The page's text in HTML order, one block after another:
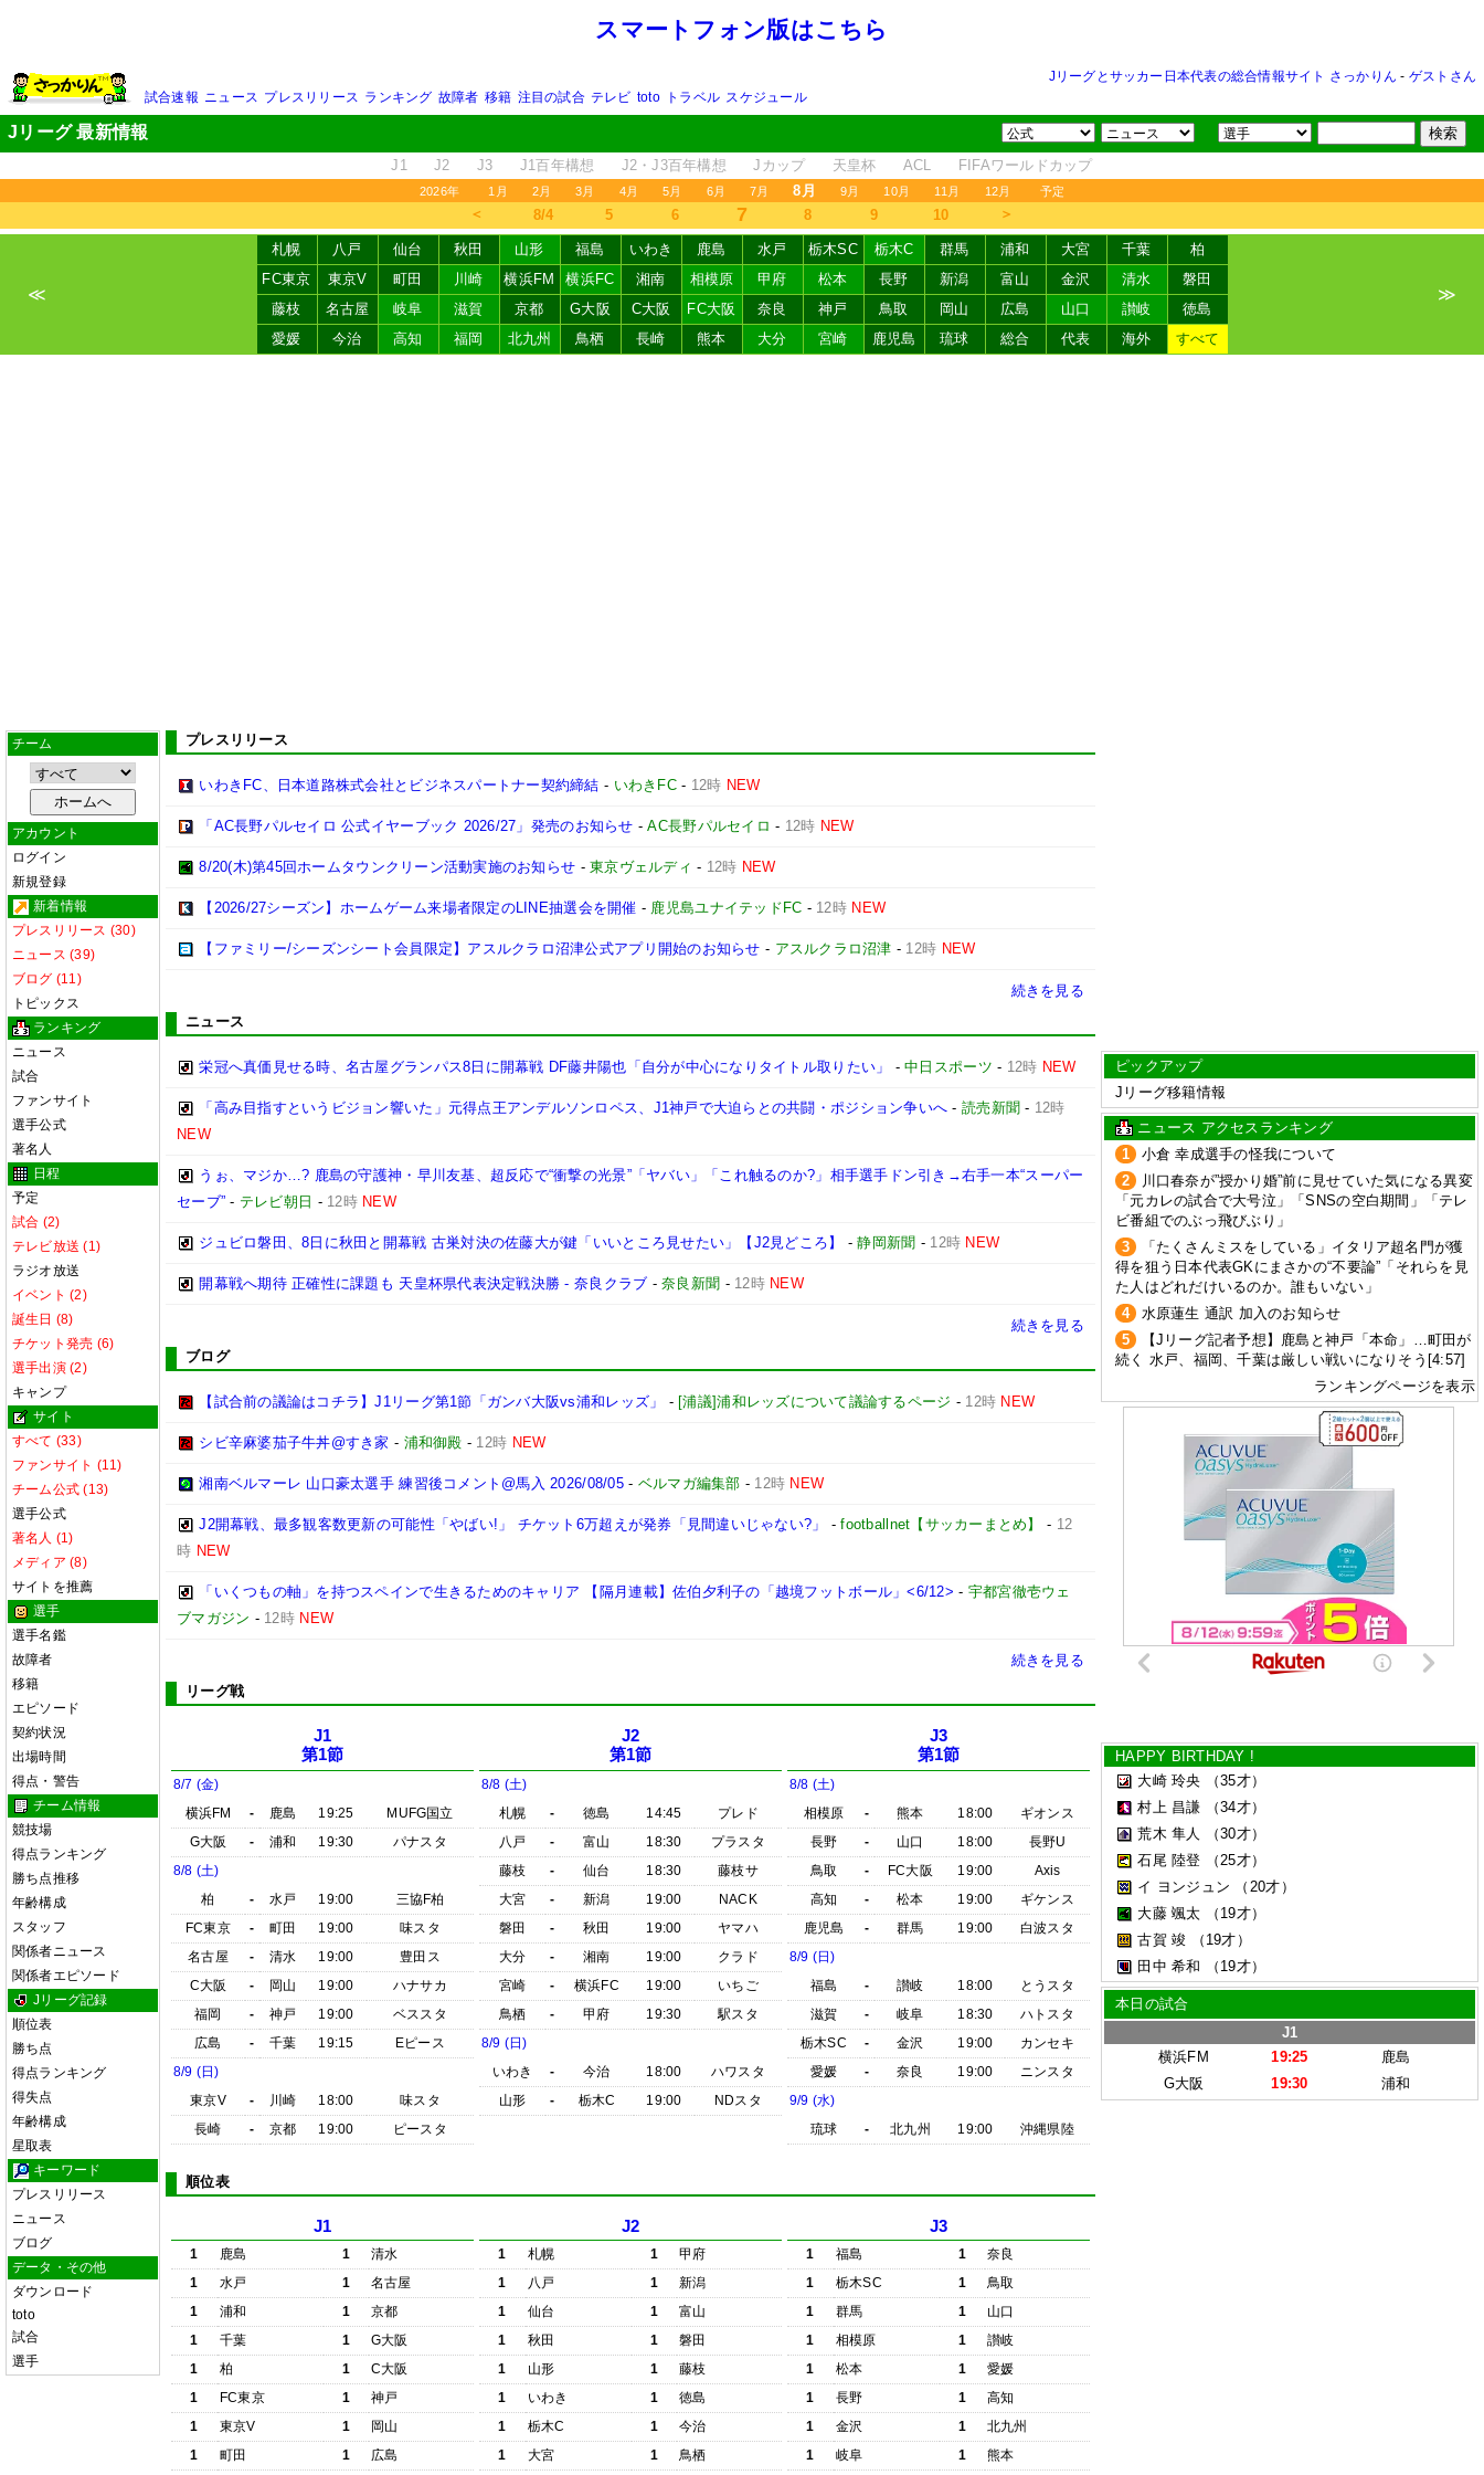
スマートフォン版はこちら
Jリーグとサッカー日本代表の総合情報サイト さっかりん - ゲストさん
試合速報 ニュース プレスリリース ランキング 故障者 移籍 注目の試合 テレビ toto トラベル スケジュール
Jリーグ 最新情報
J1 J2 J3 J1百年構想 J2・J3百年構想 Jカップ 天皇杯 ACL FIFAワールドカップ
2026年 1月 2月 3月 4月 5月 6月 7月 8月 9月 10月 11月 12月 予定
＜ 8/4 5 6 7 8 9 10 ＞
≪
札幌 八戸 仙台 秋田 山形 福島 いわき 鹿島 水戸 栃木SC 栃木C 群馬 浦和 大宮 千葉
柏
FC東京
東京V 町田 川崎 横浜FM 横浜FC 湘南 相模原 甲府 松本 長野 新潟 富山 金沢 清水
磐田
藤枝
名古屋 岐阜 滋賀 京都 G大阪 C大阪 FC大阪 奈良 神戸 鳥取 岡山 広島 山口 讃岐
徳島
愛媛
今治 高知 福岡 北九州 鳥栖 長崎 熊本 大分 宮崎 鹿児島 琉球 総合 代表 海外 すべて
≫
チーム
アカウント
ログイン
新規登録
新着情報
プレスリリース (30)
ニュース (39)
ブログ (11)
トピックス
ランキング
ニュース
試合
ファンサイト
選手公式
著名人
日程
予定
試合 (2)
テレビ放送 (1)
ラジオ放送
イベント (2)
誕生日 (8)
チケット発売 (6)
選手出演 (2)
キャンプ
サイト
すべて (33)
ファンサイト (11)
チーム公式 (13)
選手公式
著名人 (1)
メディア (8)
サイトを推薦
選手
選手名鑑
故障者
移籍
エピソード
契約状況
出場時間
得点・警告
チーム情報
競技場
得点ランキング
勝ち点推移
年齢構成
スタッフ
関係者ニュース
関係者エピソード
Jリーグ記録
順位表
勝ち点
得点ランキング
得失点
年齢構成
星取表
キーワード
プレスリリース
ニュース
ブログ
データ・その他
ダウンロード
toto
試合
選手
プレスリリース
いわきFC、日本道路株式会社とビジネスパートナー契約締結 - いわきFC- 12時 NEW
「AC長野パルセイロ 公式イヤーブック 2026/27」発売のお知らせ -AC長野パルセイロ - 12時 NEW
8/20(木)第45回ホームタウンクリーン活動実施のお知らせ -東京ヴェルディ - 12時 NEW
【2026/27シーズン】ホームゲーム来場者限定のLINE抽選会を開催 - 鹿児島ユナイテッドFC - 12時 NEW
【ファミリー/シーズンシート会員限定】アスルクラロ沼津公式アプリ開始のお知らせ - アスルクラロ沼津 - 12時 NEW
続きを見る
ニュース
栄冠へ真価見せる時、名古屋グランパス8日に開幕戦 DF藤井陽也「自分が中心になりタイトル取りたい」 -中日スポーツ - 12時 NEW
「高み目指すというビジョン響いた」元得点王アンデルソンロペス、J1神戸で大迫らとの共闘・ポジション争いへ - 読売新聞 - 12時
NEW
うぉ、マジか…? 鹿島の守護神・早川友基、超反応で“衝撃の光景”「ヤバい」「これ触るのか?」相手選手ドン引き→右手一本“スーパー
セーブ” - テレビ朝日 - 12時 NEW
ジュビロ磐田、8日に秋田と開幕戦 古巣対決の佐藤大が鍵「いいところ見せたい」【J2見どころ】 -静岡新聞 - 12時 NEW
開幕戦へ期待 正確性に課題も 天皇杯県代表決定戦決勝 - 奈良クラブ -奈良新聞 - 12時 NEW
続きを見る
ブログ
【試合前の議論はコチラ】J1リーグ第1節「ガンバ大阪vs浦和レッズ」 - [浦議]浦和レッズについて議論するページ - 12時 NEW
シビ辛麻婆茄子牛丼@すき家 - 浦和御殿 - 12時 NEW
湘南ベルマーレ 山口豪太選手 練習後コメント@馬入 2026/08/05- ベルマガ編集部 - 12時 NEW
J2開幕戦、最多観客数更新の可能性「やばい!」 チケット6万超えが発券「見間違いじゃない?」 -footballnet【サッカーまとめ】 - 12
時 NEW
「いくつもの軸」を持つスペインで生きるためのキャリア 【隔月連載】佐伯夕利子の「越境フットボール」<6/12> - 宇都宮徹壱ウェ
ブマガジン - 12時 NEW
続きを見る
リーグ戦
J1
第1節
8/7 (金)
横浜FM
- 鹿島 19:25
MUFG国立
G大阪
- 浦和 19:30
パナスタ
8/8 (土)
柏
- 水戸 19:00
三協F柏
FC東京
- 町田 19:00
味スタ
名古屋
- 清水 19:00
豊田ス
C大阪
- 岡山 19:00
ハナサカ
福岡
- 神戸 19:00
ベススタ
広島
- 千葉 19:15
Eピース
8/9 (日)
東京V
- 川崎 18:00
味スタ
長崎
- 京都 19:00 ピースタ
J2
第1節
8/8 (土)
札幌
- 徳島 14:45
プレド
八戸
- 富山 18:30
プラスタ
藤枝
- 仙台 18:30
藤枝サ
大宮
- 新潟 19:00
NACK
磐田
- 秋田 19:00
ヤマハ
大分
- 湘南 19:00
クラド
宮崎
- 横浜FC 19:00
いちご
鳥栖
- 甲府 19:30
駅スタ
8/9 (日)
いわき
- 今治 18:00
ハワスタ
山形
- 栃木C 19:00 NDスタ
J3
第1節
8/8 (土)
相模原
- 熊本 18:00
ギオンス
長野
- 山口 18:00
長野U
鳥取
- FC大阪 19:00
Axis
高知
- 松本 19:00
ギケンス
鹿児島
- 群馬 19:00
白波スタ
8/9 (日)
福島
- 讃岐 18:00
とうスタ
滋賀
- 岐阜 18:30
ハトスタ
栃木SC
- 金沢 19:00
カンセキ
愛媛
- 奈良 19:00
ニンスタ
9/9 (水)
琉球
- 北九州 19:00 沖縄県陸
順位表
J1
1 鹿島 1
清水
1
水戸 1
名古屋
1
浦和 1
京都
1
千葉 1
G大阪
1
柏 1
C大阪
1
FC東京 1
神戸
1
東京V 1
岡山
1
町田 1
広島
J2
1 札幌 1
甲府
1
八戸 1
新潟
1
仙台 1
富山
1
秋田 1
磐田
1
山形 1
藤枝
1
いわき 1
徳島
1
栃木C 1
今治
1
大宮 1
鳥栖
J3
1 福島 1
奈良
1
栃木SC 1
鳥取
1
群馬 1
山口
1
相模原 1
讃岐
1
松本 1
愛媛
1
長野 1
高知
1
金沢 1
北九州
1
岐阜 1
熊本
ピックアップ
Jリーグ移籍情報
ニュース アクセスランキング
1
小倉 幸成選手の怪我について
2
川口春奈が”授かり婚”前に見せていた気になる異変
「元カレの試合で大号泣」「SNSの空白期間」「テレ
ビ番組でのぶっ飛びぶり」
3
「たくさんミスをしている」イタリア超名門が獲
得を狙う日本代表GKにまさかの“不要論”「それらを見
た人はどれだけいるのか。誰もいない」
4
水原蓮生 通訳 加入のお知らせ
5
【Jリーグ記者予想】鹿島と神戸「本命」…町田が
続く 水戸、福岡、千葉は厳しい戦いになりそう[4:57]
ランキングページを表示
HAPPY BIRTHDAY !
大崎 玲央
（35才）
村上 昌謙
（34才）
荒木 隼人
（30才）
石尾 陸登
（25才）
イ ヨンジュン
（20才）
大藤 颯太
（19才）
古賀 竣
（19才）
田中 希和
（19才）
本日の試合
J1
横浜FM
19:25
鹿島
G大阪
19:30 浦和